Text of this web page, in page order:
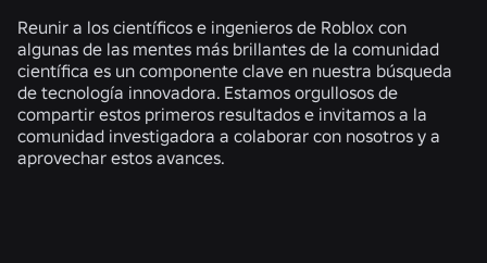
Reunir a los científicos e ingenieros de Roblox con
algunas de las mentes más brillantes de la comunidad
científica es un componente clave en nuestra búsqueda
de tecnología innovadora. Estamos orgullosos de
compartir estos primeros resultados e invitamos a la
comunidad investigadora a colaborar con nosotros y a
aprovechar estos avances.